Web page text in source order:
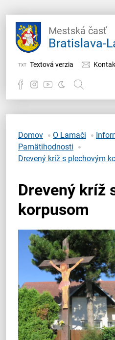
Mestská časť
Bratislava-
Textová verzia
Samospráva
Miestny úrad
Domov O Lamači
Pamätihodnosti
Drevený kríž s plechovým
Drevený kríž
korpusom